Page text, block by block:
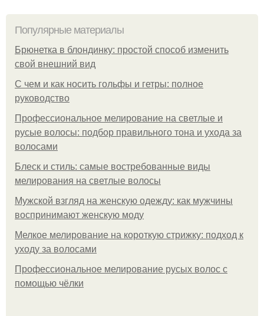
Популярные материалы
Брюнетка в блондинку: простой способ изменить
свой внешний вид
С чем и как носить гольфы и гетры: полное
руководство
Профессиональное мелирование на светлые и
русые волосы: подбор правильного тона и ухода за
волосами
Блеск и стиль: самые востребованные виды
мелирования на светлые волосы
Мужской взгляд на женскую одежду: как мужчины
воспринимают женскую моду
Мелкое мелирование на короткую стрижку: подход к
уходу за волосами
Профессиональное мелирование русых волос с
помощью чёлки